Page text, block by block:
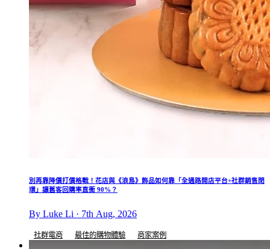
別再靠降價打價格戰！花店與《浪島》飾品如何靠「全通路開店平台+社群銷售閉
環」讓舊客回購率直衝 90%？
By Luke Li · 7th Aug, 2026
社群電商 最佳的購物體驗 商家案例